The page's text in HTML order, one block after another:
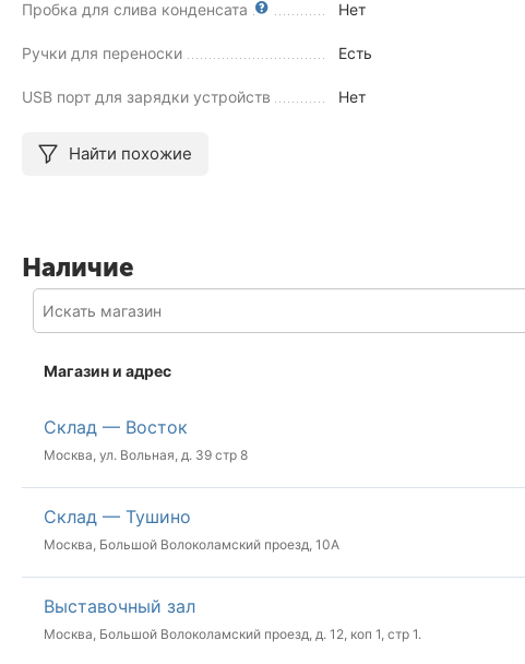
Пробка для слива конденсата Нет
Ручки для переноски Есть
USB порт для зарядки устройств Нет
Найти похожие
Наличие
Магазин и адрес
Склад — Восток
Москва, ул. Вольная, д. 39 стр 8
Склад — Тушино
Москва, Большой Волоколамский проезд, 10А
Выставочный зал
Москва, Большой Волоколамский проезд, д. 12, коп 1, стр 1.